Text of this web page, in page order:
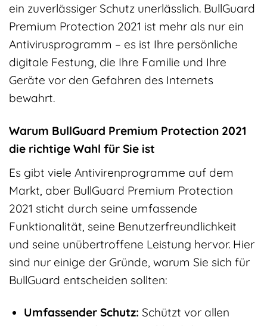
ein zuverlässiger Schutz unerlässlich. BullGuard
Premium Protection 2021 ist mehr als nur ein
Antivirusprogramm – es ist Ihre persönliche
digitale Festung, die Ihre Familie und Ihre
Geräte vor den Gefahren des Internets
bewahrt.
Warum BullGuard Premium Protection 2021
die richtige Wahl für Sie ist
Es gibt viele Antivirenprogramme auf dem
Markt, aber BullGuard Premium Protection
2021 sticht durch seine umfassende
Funktionalität, seine Benutzerfreundlichkeit
und seine unübertroffene Leistung hervor. Hier
sind nur einige der Gründe, warum Sie sich für
BullGuard entscheiden sollten:
Umfassender Schutz: Schützt vor allen